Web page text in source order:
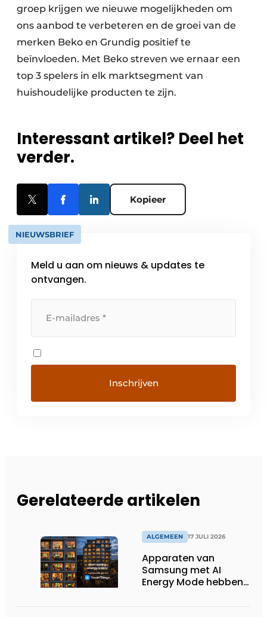
groep krijgen we nieuwe mogelijkheden om
ons aanbod te verbeteren en de groei van de
merken Beko en Grundig positief te
beïnvloeden. Met Beko streven we ernaar een
top 3 spelers in elk marktsegment van
huishoudelijke producten te zijn.
Interessant artikel? Deel het
verder.
Kopieer
NIEUWSBRIEF
Meld u aan om nieuws & updates te
ontvangen.
Gerelateerde artikelen
ALGEMEEN 17 JULI 2026
Apparaten van
Samsung met AI
Energy Mode hebben